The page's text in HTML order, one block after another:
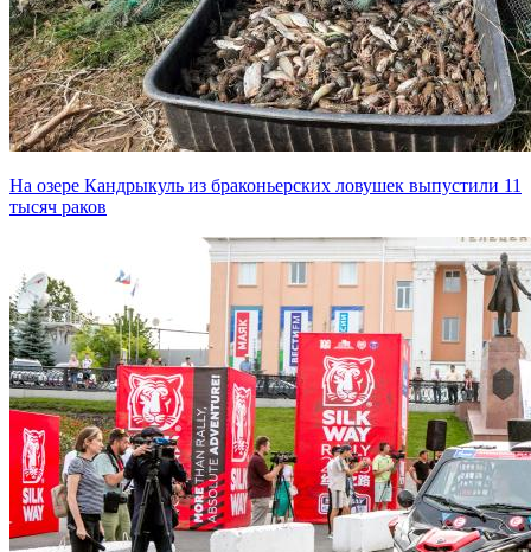
На озере Кандрыкуль из браконьерских ловушек выпустили 11
тысяч раков